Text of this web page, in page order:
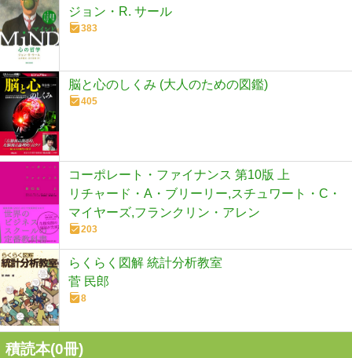
ジョン・R. サール
383
脳と心のしくみ (大人のための図鑑)
405
コーポレート・ファイナンス 第10版 上
リチャード・A・ブリーリー,スチュワート・C・
マイヤーズ,フランクリン・アレン
203
らくらく図解 統計分析教室
菅 民郎
8
積読本(0冊)